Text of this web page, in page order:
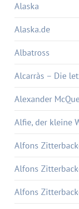
Alaska
Alaska.de
Albatross
Alcarràs – Die
Alexander
Alfie, der kleine
Alfons
Alfons
Alfons